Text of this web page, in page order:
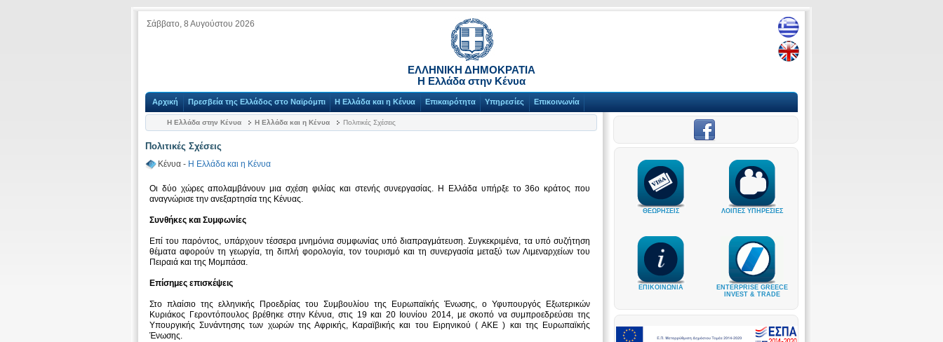
Σάββατο, 8 Αυγούστου 2026
ΕΛΛΗΝΙΚΗ ΔΗΜΟΚΡΑΤΙΑ
Η Ελλάδα στην Κένυα
Αρχική Πρεσβεία της Ελλάδος στο Ναϊρόμπι Η Ελλάδα και η Κένυα Επικαιρότητα Υπηρεσίες Επικοινωνία
Η Ελλάδα στην Κένυα Η Ελλάδα και η Κένυα Πολιτικές Σχέσεις
Πολιτικές Σχέσεις
Κένυα - Η Ελλάδα και η Κένυα
Οι δύο χώρες απολαμβάνουν μια σχέση φιλίας και στενής συνεργασίας. Η Ελλάδα υπήρξε το 36ο κράτος που
αναγνώρισε την ανεξαρτησία της Κένυας.
Συνθήκες και Συμφωνίες
Επί του παρόντος, υπάρχουν τέσσερα μνημόνια συμφωνίας υπό διαπραγμάτευση. Συγκεκριμένα, τα υπό συζήτηση
θέματα αφορούν τη γεωργία, τη διπλή φορολογία, τον τουρισμό και τη συνεργασία μεταξύ των Λιμεναρχείων του
Πειραιά και της Μομπάσα.
Επίσημες επισκέψεις
Στο πλαίσιο της ελληνικής Προεδρίας του Συμβουλίου της Ευρωπαϊκής Ένωσης, ο Υφυπουργός Εξωτερικών
Κυριάκος Γεροντόπουλος βρέθηκε στην Κένυα, στις 19 και 20 Ιουνίου 2014, με σκοπό να συμπροεδρεύσει της
Υπουργικής Συνάντησης των χωρών της Αφρικής, Καραϊβικής και του Ειρηνικού ( ΑΚΕ ) και της Ευρωπαϊκής
Ένωσης.
ΘΕΩΡΗΣΕΙΣ ΛΟΙΠΕΣ ΥΠΗΡΕΣΙΕΣ
ΕΠΙΚΟΙΝΩΝΙΑ
ENTERPRISE GREECE
INVEST & TRADE